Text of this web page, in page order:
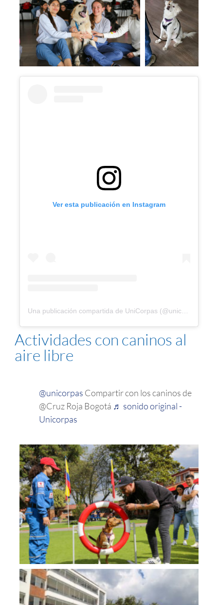
Ver esta publicación en Instagram
Actividades con caninos al
aire libre
@unicorpas Compartir con los caninos de
@Cruz Roja Bogotá ♬ sonido original -
Unicorpas